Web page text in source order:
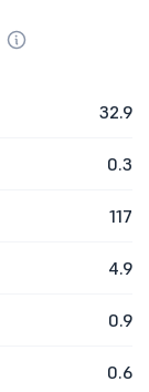
32.9
0.3
117
4.9
0.9
0.6